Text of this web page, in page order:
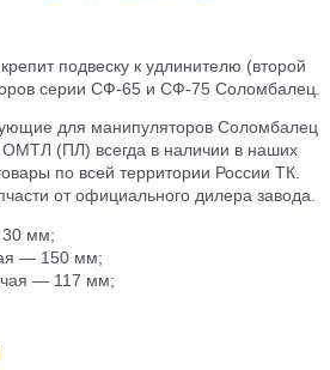
подвеску к удлинителю (второй
серии СФ-65 и СФ-75 Соломбалец.
для манипуляторов Соломбалец
(ПЛ) всегда в наличии в наших
по всей территории России ТК.
от официального дилера завода.
мм;
— 150 мм;
— 117 мм;